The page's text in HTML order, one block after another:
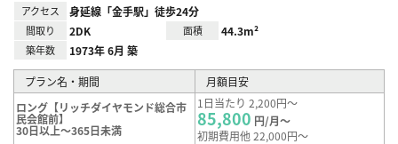
アクセス 身延線「金手駅」徒歩24分
間取り 2DK 面積 44.3m²
築年数 1973年 6月 築
プラン名・期間
月額目安
ロング【リッチダイヤモンド総合市
民会館前】
30日以上～365日未満
1日当たり 2,200円～
85,800 円/月～
初期費用他 22,000円～